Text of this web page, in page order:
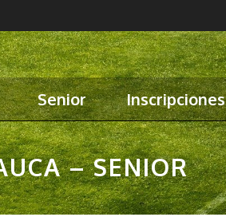
Senior Inscripciones
– SENIOR